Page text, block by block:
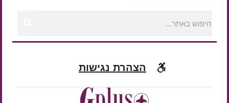
הצהרת נגישות